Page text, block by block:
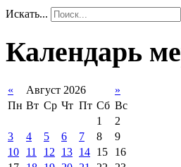
Искать...
Календарь
« Август 2026
»
Пн Вт Ср Чт Пт Сб Вс
1
2
3
4 5 6 7 8
9
10
11 12 13 14 15
16